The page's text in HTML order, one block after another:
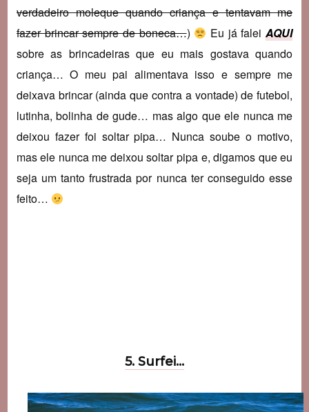
verdadeiro moleque quando criança e tentavam me
fazer brincar sempre de boneca…) Eu já faleiAQUI
sobre as brincadeiras que eu mais gostava quando
criança… O meu pai alimentava isso e sempre me
deixava brincar (ainda que contra a vontade) de futebol,
lutinha, bolinha de gude… mas algo que ele nunca me
deixou fazer foi soltar pipa… Nunca soube o motivo,
mas ele nunca me deixou soltar pipa e, digamos que eu
seja um tanto frustrada por nunca ter conseguido esse
feito…
5. Surfei…